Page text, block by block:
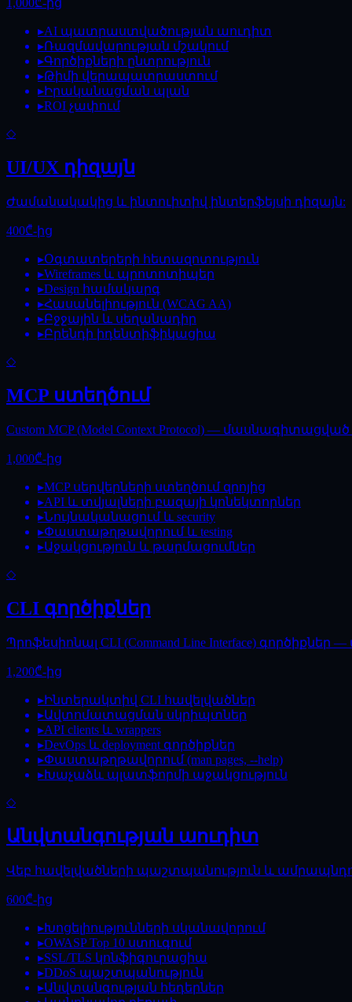
1,000₾-ից
▸AI պատրաստվածության աուդիտ
▸Ռազմավարության մշակում
▸Գործիքների ընտրություն
▸Թիմի վերապատրաստում
▸Իրականացման պլան
▸ROI չափում
◇
UI/UX դիզայն
Ժամանակակից և ինտուիտիվ ինտերֆեյսի դիզայն:
400₾-ից
▸Օգտատերերի հետազոտություն
▸Wireframes և պրոտոտիպեր
▸Design համակարգ
▸Հասանելիություն (WCAG AA)
▸Բջջային և սեղանադիր
▸Բրենդի իդենտիֆիկացիա
◇
MCP ստեղծում
Custom MCP (Model Context Protocol) —
1,000₾-ից
▸MCP սերվերների ստեղծում զրոյից
▸API և տվյալների բազայի կոնեկտորներ
▸Նույնականացում և security
▸Փաստաթղթավորում և testing
▸Աջակցություն և թարմացումներ
◇
CLI գործիքներ
Պրոֆեսիոնալ CLI (Command Line Interface)
1,200₾-ից
▸Ինտերակտիվ CLI հավելվածներ
▸Ավտոմատացման սկրիպտներ
▸API clients և wrappers
▸DevOps և deployment գործիքներ
▸Փաստաթղթավորում (man pages, --help)
▸Խաչաձև պլատֆորմի աջակցություն
◇
Անվտանգության աուդիտ
Վեբ հավելվածների պաշտպանություն և
600₾-ից
▸Խոցելիությունների սկանավորում
▸OWASP Top 10 ստուգում
▸SSL/TLS կոնֆիգուրացիա
▸DDoS պաշտպանություն
▸Անվտանգության հեդերներ